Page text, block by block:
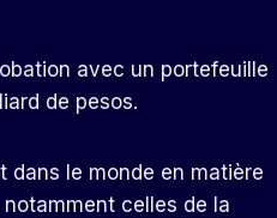
avec un portefeuille
de pesos.
dans le monde en matière
celles de la